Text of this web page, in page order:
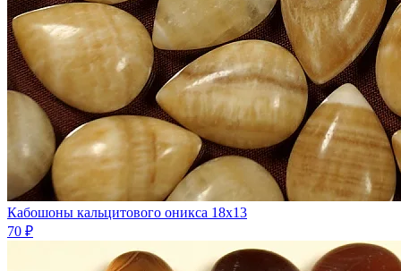
Кабошоны кальцитового оникса 18х13
70 ₽